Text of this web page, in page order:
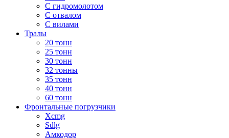
С гидромолотом
С отвалом
С вилами
Тралы
20 тонн
25 тонн
30 тонн
32 тонны
35 тонн
40 тонн
60 тонн
Фронтальные погрузчики
Xcmg
Sdlg
Амкодор